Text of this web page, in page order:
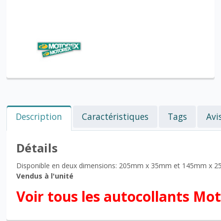
Description Caractéristiques Tags
Détails
Disponible en deux dimensions: 205mm x 35mm et 145mm x
Vendus à l'unité
Voir tous les autocollants